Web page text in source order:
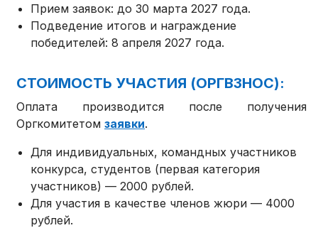
Прием заявок: до 30 марта 2027 года.
Подведение итогов и награждение
победителей: 8 апреля 2027 года.
СТОИМОСТЬ УЧАСТИЯ (ОРГВЗНОС):
Оплата производится после получения
Оргкомитетомзаявки.
Для индивидуальных, командных участников
конкурса, студентов (первая категория
участников) — 2000 рублей.
Для участия в качестве членов жюри — 4000
рублей.